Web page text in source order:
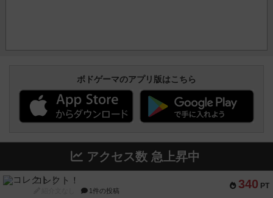
ボドゲーマのアプリ版はこちら
アクセス数 急上昇中
340 PT
コレクト！
1件の投稿